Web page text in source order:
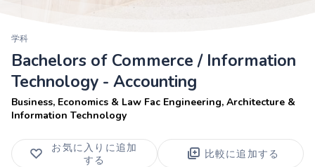
学科
Bachelors of Commerce / Information
Technology - Accounting
Business, Economics & Law Fac Engineering, Architecture &
Information Technology
お気に入りに追加
する
比較に追加する